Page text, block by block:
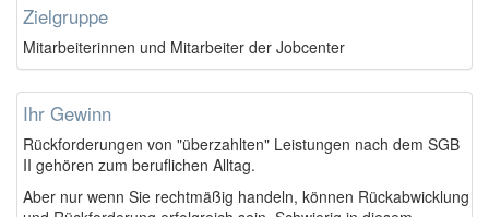
Zielgruppe
Mitarbeiterinnen und Mitarbeiter der Jobcenter
Ihr Gewinn
Rückforderungen von "überzahlten" Leistungen nach dem SGB
II gehören zum beruflichen Alltag.
Aber nur wenn Sie rechtmäßig handeln, können Rückabwicklung